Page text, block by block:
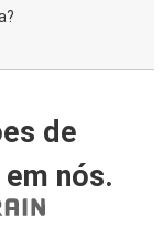
de
nós.